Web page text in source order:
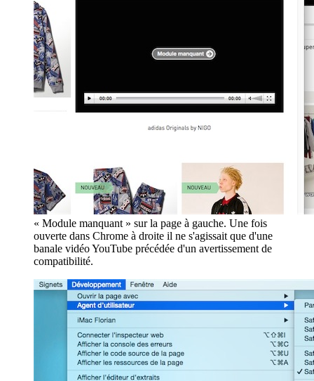
« Module manquant » sur la page à gauche. Une fois
ouverte dans Chrome à droite il ne s'agissait que d'une
banale vidéo YouTube précédée d'un avertissement de
compatibilité.